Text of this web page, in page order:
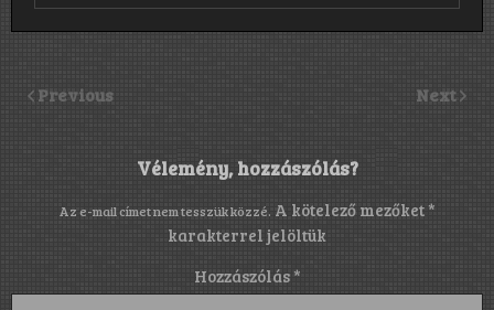
Previous Next
Vélemény, hozzászólás?
Az e-mail címet nem tesszük közzé. A kötelező mezőket *
karakterrel jelöltük
Hozzászólás*